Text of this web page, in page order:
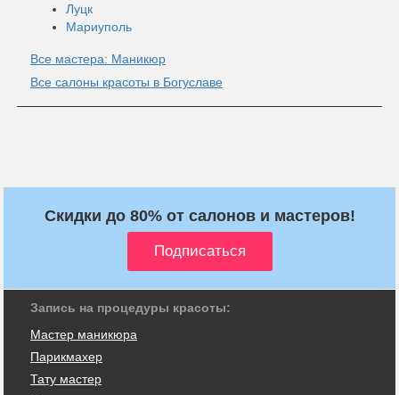
Луцк
Мариуполь
Все мастера: Маникюр
Все салоны красоты в Богуславе
Скидки до 80% от салонов и мастеров!
Запись на процедуры красоты:
Мастер маникюра
Парикмахер
Тату мастер